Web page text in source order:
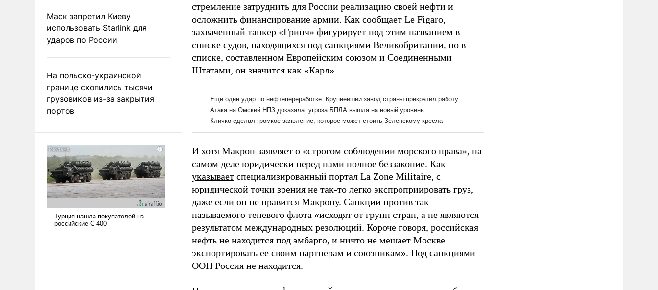
Маск запретил Киеву
использовать Starlink для
ударов по России
На польско-украинской
границе скопились тысячи
грузовиков из-за закрытия
портов
стремление затруднить для России реализацию своей нефти и
осложнить финансирование армии. Как сообщает Le Figaro,
захваченный танкер «Гринч» фигурирует под этим названием в
списке судов, находящихся под санкциями Великобритании, но в
списке, составленном Европейским союзом и Соединенными
Штатами, он значится как «Карл».
И хотя Макрон заявляет о «строгом соблюдении морского права», на
самом деле юридически перед нами полное беззаконие. Как
указывает специализированный портал La Zone Militaire, с
юридической точки зрения не так-то легко экспроприировать груз,
даже если он не нравится Макрону. Санкции против так
называемого теневого флота «исходят от групп стран, а не являются
результатом международных резолюций. Короче говоря, российская
нефть не находится под эмбарго, и ничто не мешает Москве
экспортировать ее своим партнерам и союзникам». Под санкциями
ООН Россия не находится.